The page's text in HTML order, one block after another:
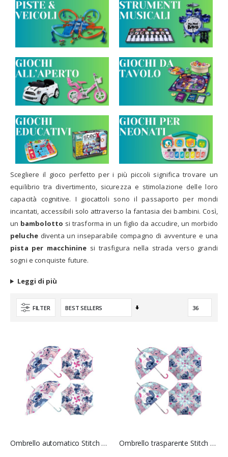
Scegliere il gioco perfetto per i più piccoli significa trovare un
equilibrio tra divertimento, sicurezza e stimolazione delle loro
capacità cognitive. I giocattoli sono il passaporto per mondi
incantati, accessibili solo attraverso la fantasia dei bambini. Così,
un bambolotto si trasforma in un figlio da accudire, un morbido
peluchediventa un inseparabile compagno di avventure e una
pista per macchinine si trasfigura nella strada verso grandi
sogni e conquiste future.
Leggi di più
FILTER
Imposta
Ombrello automatico Stitch - Artesiana Ombrello trasparente Stitch - Artesiana